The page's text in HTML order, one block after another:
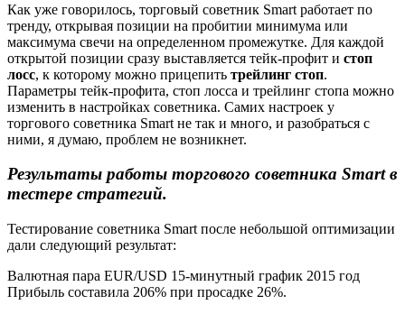
Как уже говорилось, торговый советник Smart работает по
тренду, открывая позиции на пробитии минимума или
максимума свечи на определенном промежутке. Для каждой
открытой позиции сразу выставляется тейк-профит и стоп
лосс, к которому можно прицепить трейлинг стоп.
Параметры тейк-профита, стоп лосса и трейлинг стопа можно
изменить в настройках советника. Самих настроек у
торгового советника Smart не так и много, и разобраться с
ними, я думаю, проблем не возникнет.
Результаты работы торгового советника Smart в
тестере стратегий.
Тестирование советника Smart после небольшой оптимизации
дали следующий результат:
Валютная пара EUR/USD 15-минутный график 2015 год
Прибыль составила 206% при просадке 26%.